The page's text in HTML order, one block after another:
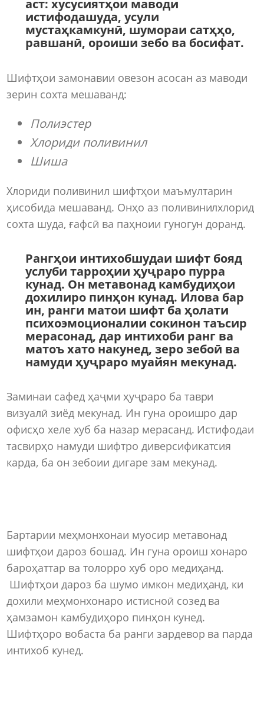
аст: хусусиятҳои маводи
истифодашуда, усули
мустаҳкамкунӣ, шумораи сатҳҳо,
равшанӣ, ороиши зебо ва босифат.
Шифтҳои замонавии овезон асосан аз маводи
зерин сохта мешаванд:
Полиэстер
Хлориди поливинил
Шиша
Хлориди поливинил шифтҳои маъмултарин
ҳисобида мешаванд. Онҳо аз поливинилхлорид
сохта шуда, ғафсӣ ва паҳноии гуногун доранд.
Рангҳои интихобшудаи шифт бояд
услуби тарроҳии ҳуҷраро пурра
кунад. Он метавонад камбудиҳои
дохилиро пинҳон кунад. Илова бар
ин, ранги матои шифт ба ҳолати
психоэмоционалии сокинон таъсир
мерасонад, дар интихоби ранг ва
матоъ хато накунед, зеро зебоӣ ва
намуди ҳуҷраро муайян мекунад.
Заминаи сафед ҳаҷми ҳуҷраро ба таври
визуалӣ зиёд мекунад. Ин гуна ороишро дар
офисҳо хеле хуб ба назар мерасанд. Истифодаи
тасвирҳо намуди шифтро диверсификатсия
карда, ба он зебоии дигаре зам мекунад.
Бартарии меҳмонхонаи муосир метавонад
шифтҳои дароз бошад. Ин гуна ороиш хонаро
бароҳаттар ва толорро хуб оро медиҳанд.
Шифтҳои дароз ба шумо имкон медиҳанд, ки
дохили меҳмонхонаро истисноӣ созед ва
ҳамзамон камбудиҳоро пинҳон кунед.
Шифтҳоро вобаста ба ранги зардевор ва парда
интихоб кунед.